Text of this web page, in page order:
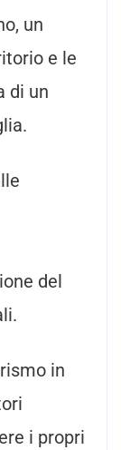
un
e le
di un
del
in
i propri